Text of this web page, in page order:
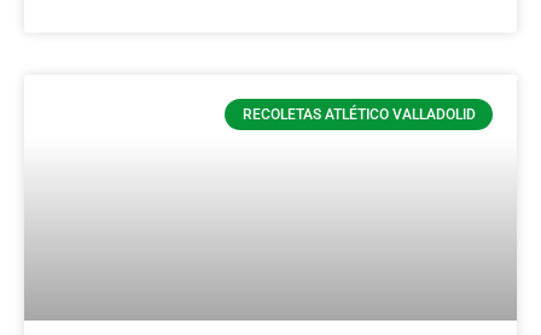
RECOLETAS ATLÉTICO VALLADOLID